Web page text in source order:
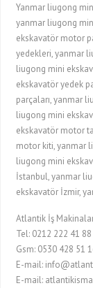
Yanmar liugong
yanmar liugong
ekskavatör motor
yedekleri, yanmar
liugong mini
ekskavatör yedek
parçaları, yanmar
liugong mini
ekskavatör motor
motor kiti, yanmar
liugong mini
İstanbul, yanmar
ekskavatör İzmir,
Atlantik İş
Tel: 0212 222 41 88
Gsm: 0530 428 51
E-mail:
E-mail: